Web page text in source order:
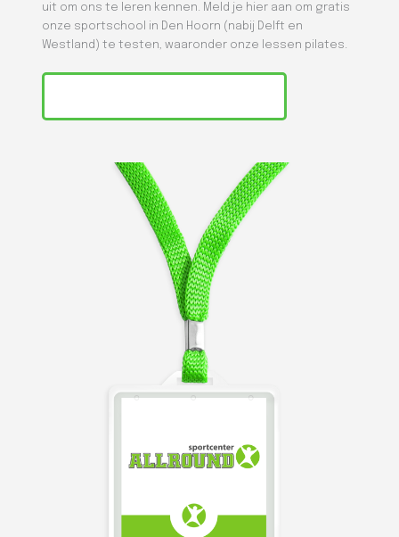
uit om ons te leren kennen. Meld je hier aan om gratis
onze sportschool in Den Hoorn (nabij Delft en
Westland) te testen, waaronder onze lessen pilates.